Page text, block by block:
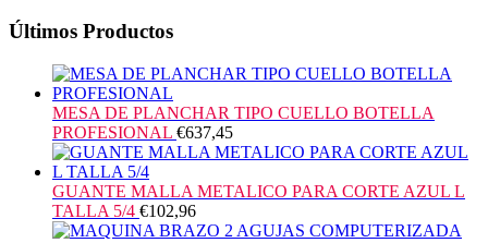
Últimos Productos
MESA DE PLANCHAR TIPO CUELLO BOTELLA
PROFESIONAL €637,45
GUANTE MALLA METALICO PARA CORTE AZUL L
TALLA 5/4 €102,96